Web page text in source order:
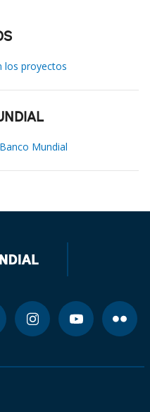
los proyectos
Mundial